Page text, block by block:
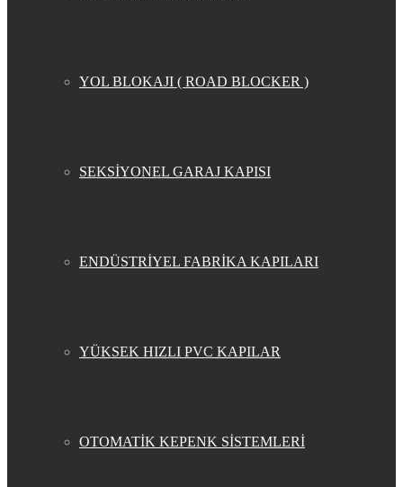
YOL BLOKAJI ( ROAD BLOCKER )
SEKSİYONEL GARAJ KAPISI
ENDÜSTRİYEL FABRİKA KAPILARI
YÜKSEK HIZLI PVC KAPILAR
OTOMATİK KEPENK SİSTEMLERİ